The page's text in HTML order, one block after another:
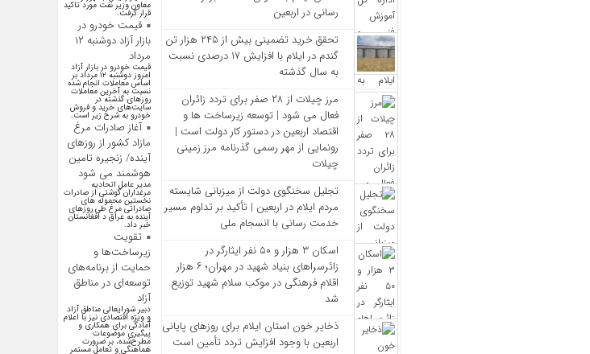
رسانی در اربعین
تحقق خرید تضمینی بیش از ۲۴۵ هزار تن
گندم در ایلام با افزایش ۱۷ درصدی نسبت
به سال گذشته
مرز چیلات از ۲۸ صفر برای تردد زائران
فعال می‌ شود | توسعه زیرساخت‌ ها و
اقتصاد اربعین در دستور کار دولت است |
رونمایی از مهر رسمی گذرنامه مرز زمینی
چیلات
تجلیل سخنگوی دولت از میزبانی شایسته
مردم ایلام در اربعین | تأکید بر تداوم مسیر
خدمت‌ رسانی با انسجام ملی
اسکان ۳ هزار و ۵۰ نفر ایثارگر در
زائرسراهای بنیاد شهید در مهران؛ ۶ هزار
اقلام فرهنگی در موکب سلام شهید توزیع
شد
ذخایر خون استان ایلام برای روزهای پایانی
اربعین با وجود افزایش تردد تأمین است
معاون وزیر نفت مورد تاکید
قرار گرفت.
قیمت خودرو در
بازار آزاد دوشنبه ۱۲
مرداد
قیمت خودرو در بازار آزاد
امروز دوشنبه ۱۲ مرداد بر
اساس معاملات انجام شده
نسبت به آخرین معاملات
روز‌های گذشته در
سایت‌های خرید و فروش
خودرو به شرح زیر است.
آغاز صادرات مرغ
مازاد کشور از روزهای
آینده/ زنجیره تامین
هوشمند می شود
مدیر عامل اتحادیه
مرغداران گوشتی از صادرات
نخستین محموله های
صادراتی مرغ طی روزهای
آینده به عراق د افغانستان
خبر داد.
تقویت
زیرساخت‌ها و
حمایت از برنامه‌های
توسعه‌ای در مناطق
آزاد
دبیر شورایعالی مناطق آزاد
و ویژه اقتصادی نیز با اعلام
آمادگی برای همکاری و
پیگیری موضوعات
مطرح‌شده، بر ضرورت
هماهنگی و تعامل مستمر